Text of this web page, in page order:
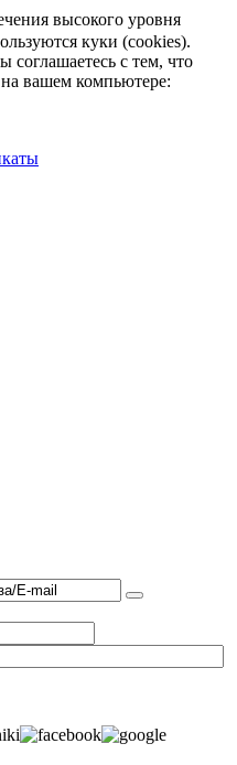
высокого уровня
куки (cookies).
соглашаетесь с тем, что
на вашем компьютере: